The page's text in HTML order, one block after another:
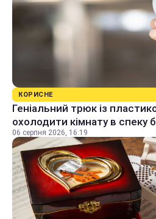
КОРИСНЕ
Геніальний трюк із
охолодити кімнату в спеку
06 серпня 2026, 16:19